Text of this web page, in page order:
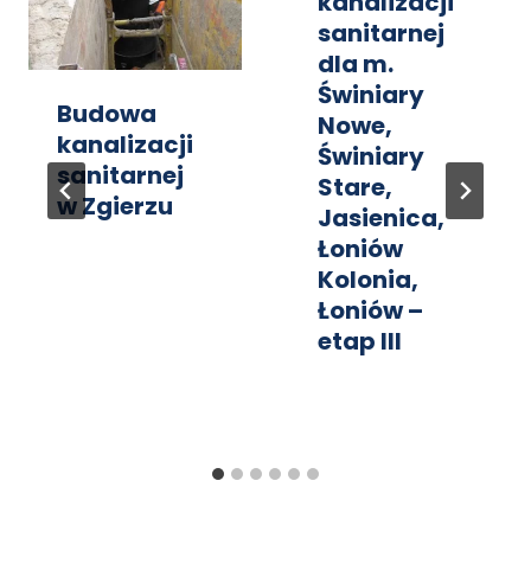
Budowa
kanalizacji
sanitarnej
w Zgierzu
sanitarnej
dla m.
Świniary
Nowe,
Świniary
Stare,
Jasienica,
Łoniów
Kolonia,
Łoniów –
etap III